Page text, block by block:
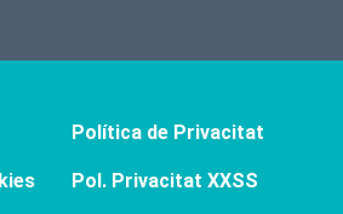
Política de Privacitat
Pol. Privacitat XXSS